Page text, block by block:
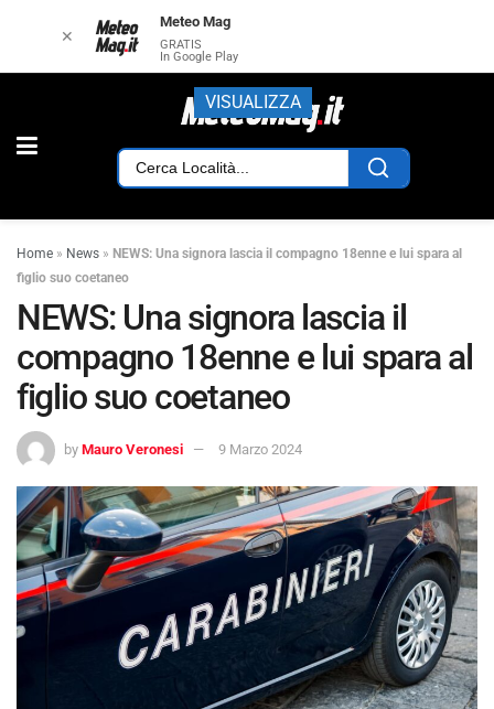
Home » News » NEWS: Una signora lascia il compagno 18enne e lui spara al
figlio suo coetaneo
NEWS: Una signora lascia il
compagno 18enne e lui spara al
figlio suo coetaneo
by Mauro Veronesi 9 Marzo 2024
✕
Meteo Mag
GRATIS
In Google Play
VISUALIZZA